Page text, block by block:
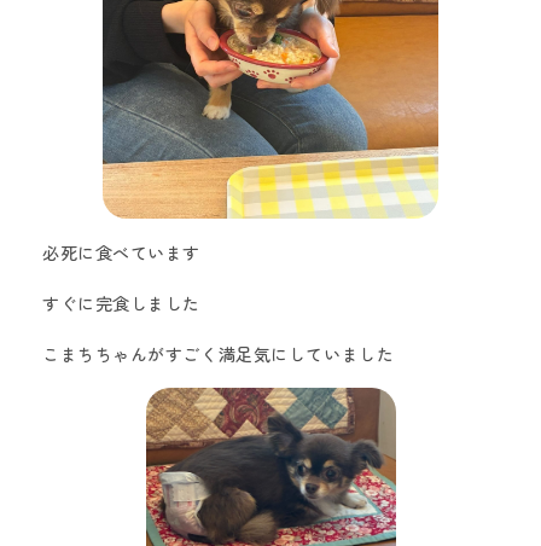
必死に食べています
すぐに完食しました
こまちちゃんがすごく満足気にしていました